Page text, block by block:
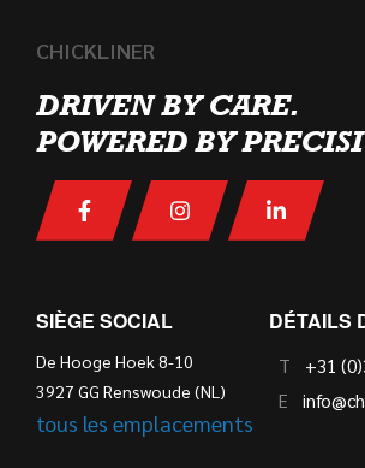
CHICKLINER
DRIVEN BY CARE.
POWERED BY
SIÈGE SOCIAL
De Hooge Hoek 8-10
3927 GG Renswoude (NL)
tous les emplacements
DÉTAILS
T
+31
E